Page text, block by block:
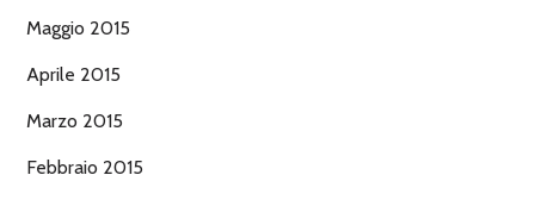
Maggio 2015
Aprile 2015
Marzo 2015
Febbraio 2015